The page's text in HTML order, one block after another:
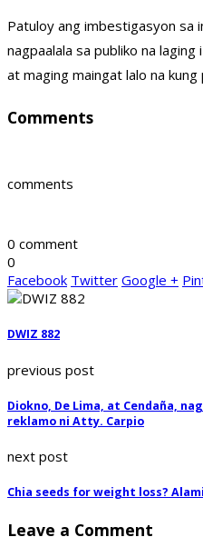
Patuloy ang imbestigasyon sa
nagpaalala sa publiko na
at maging maingat lalo na
Comments
comments
0 comment
0
Facebook Twitter Google +
DWIZ 882
previous post
Diokno, De Lima, at Cendaña,
reklamo ni Atty. Carpio
next post
Chia seeds for weight loss?
Leave a Comment